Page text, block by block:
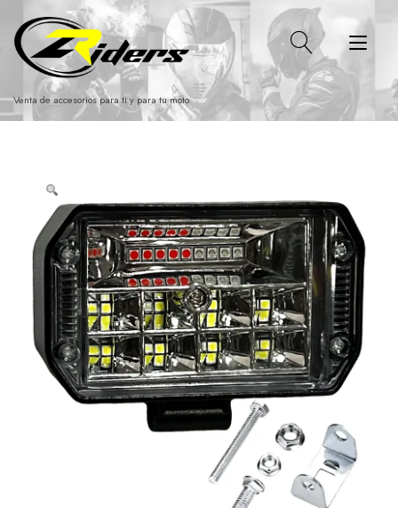
contenido
Venta de accesorios para ti y para tu moto